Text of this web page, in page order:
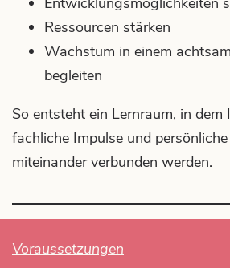
Download-Center
Materialien im Fokus.
IMPRESSUM
DATENSCHUTZ
Ressourcen stärken
Wachstum in einem
begleiten
So entsteht ein Lernraum, in dem
fachliche Impulse und
miteinander verbunden werden.
Voraussetzungen